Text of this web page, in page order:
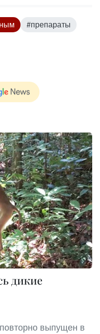
#препараты
дикие
выпущен в